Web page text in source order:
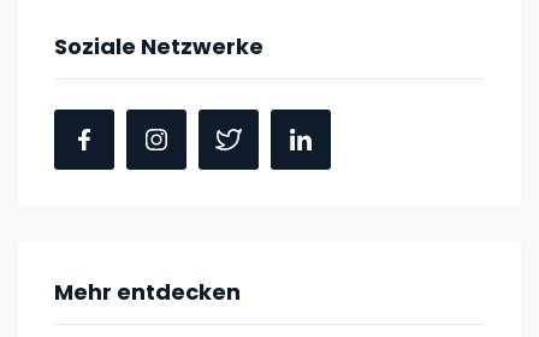
Soziale Netzwerke
Mehr entdecken